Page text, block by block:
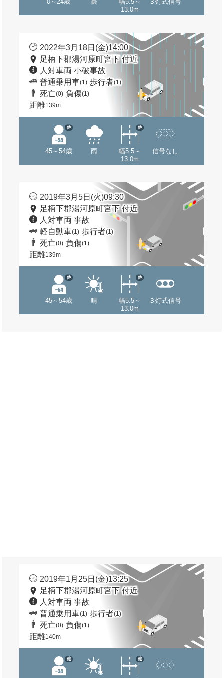
13.0m
2022年3月18日(金)14:00
足柄下郡湯河原町宮下 付近
人対車両 小破事故
普通乗用車(1) 歩行者(1)
死亡(0) 負傷(1)
距離139m
45～54歳
他
雨
幅5.5～
13.0m
他
信号なし
2019年3月5日(火)09:30
足柄下郡湯河原町宮下 付近
人対車両 事故
軽自動車(1) 歩行者(1)
死亡(0) 負傷(1)
距離139m
45～54歳
他
晴
幅5.5～
13.0m
他
３灯式信号
2019年1月25日(金)13:25
足柄下郡湯河原町宮下 付近
人対車両 事故
普通乗用車(1) 歩行者(1)
死亡(0) 負傷(1)
距離140m
他 他